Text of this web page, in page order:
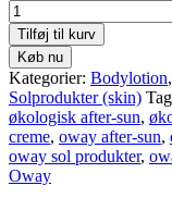
Tilføj til kurv
Køb nu
Kategorier: Bodylotion,
Solprodukter (skin)
økologisk after-sun,
creme, oway after-sun,
oway sol produkter,
Oway